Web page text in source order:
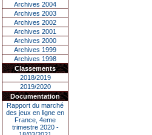
Archives 2004
Archives 2003
Archives 2002
Archives 2001
Archives 2000
Archives 1999
Archives 1998
Classements
2018/2019
2019/2020
Documentation
Rapport du marché
des jeux en ligne en
France, 4eme
trimestre 2020 -